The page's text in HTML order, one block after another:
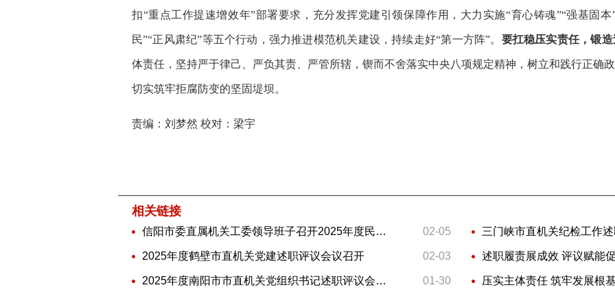
扣“重点工作提速增效年”部署要求，充分发挥党建引领保障作用，大力实施“育心铸魂”“强基固
民”“正风肃纪”等五个行动，强力推进模范机关建设，持续走好“第一方阵”。 要扛稳压实责任，锻
体责任，坚持严于律己、严负其责、严管所辖，锲而不舍落实中央八项规定精神，树立和践行正确
切实筑牢拒腐防变的坚固堤坝。
责编：刘梦然 校对：梁宇
相关链接
信阳市委直属机关工委领导班子召开2025年度民主生活会 02-05 三门峡市直机关纪检工作
2025年度鹤壁市直机关党建述职评议会议召开 02-03
2025年度南阳市市直机关党组织书记述职评议会召开 01-30